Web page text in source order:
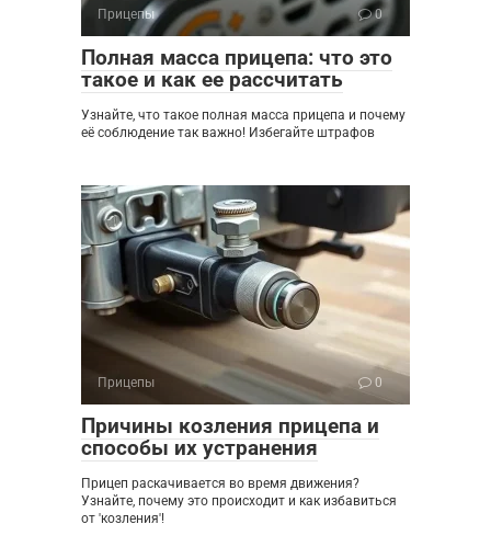
Прицепы 0
Полная масса прицепа: что это
такое и как ее рассчитать
Узнайте, что такое полная масса прицепа и почему
её соблюдение так важно! Избегайте штрафов
Прицепы 0
Причины козления прицепа и
способы их устранения
Прицеп раскачивается во время движения?
Узнайте, почему это происходит и как избавиться
от 'козления'!